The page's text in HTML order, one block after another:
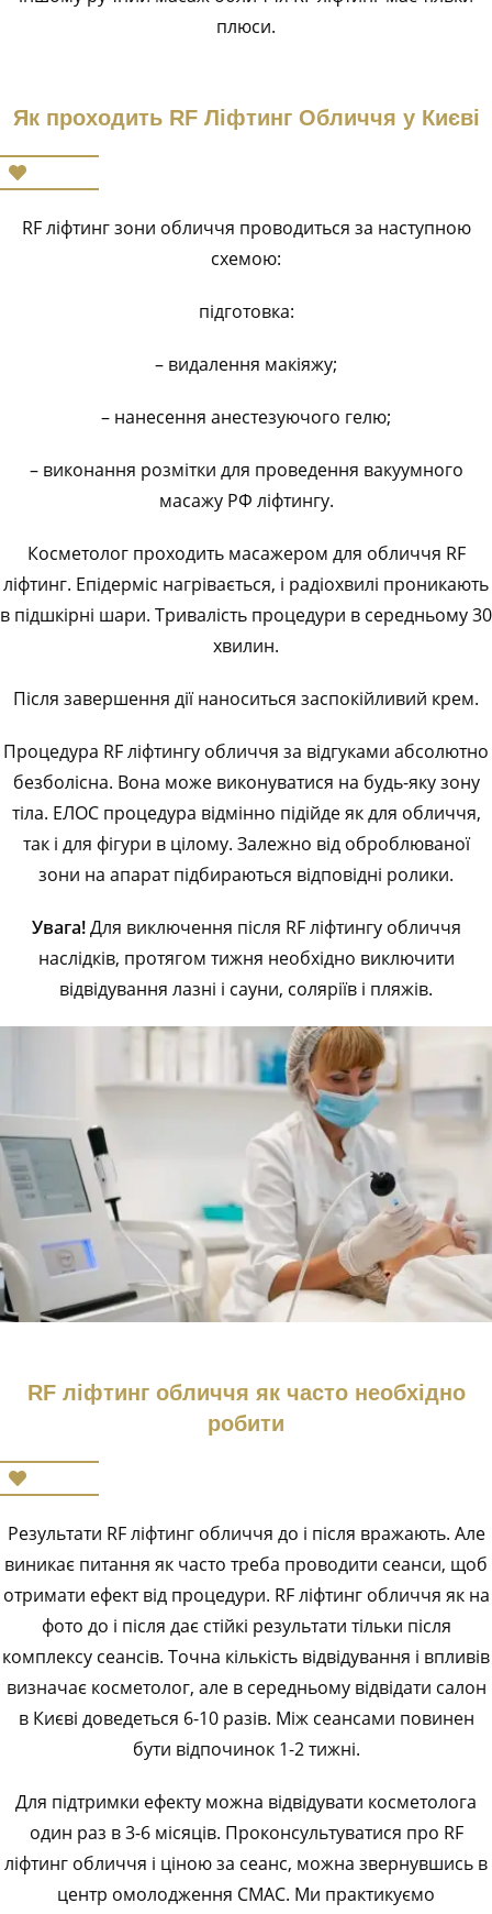
плюси.
Як проходить RF Ліфтинг Обличчя у Києві
RF ліфтинг зони обличчя проводиться за наступною
схемою:
підготовка:
– видалення макіяжу;
– нанесення анестезуючого гелю;
– виконання розмітки для проведення вакуумного
масажу РФ ліфтингу.
Косметолог проходить масажером для обличчя RF
ліфтинг. Епідерміс нагрівається, і радіохвилі проникають
в підшкірні шари. Тривалість процедури в середньому 30
хвилин.
Після завершення дії наноситься заспокійливий крем.
Процедура RF ліфтингу обличчя за відгуками абсолютно
безболісна. Вона може виконуватися на будь-яку зону
тіла. ЕЛОС процедура відмінно підійде як для обличчя,
так і для фігури в цілому. Залежно від оброблюваної
зони на апарат підбираються відповідні ролики.
Увага!Для виключення після RF ліфтингу обличчя
наслідків, протягом тижня необхідно виключити
відвідування лазні і сауни, соляріїв і пляжів.
RF ліфтинг обличчя як часто необхідно
робити
Результати RF ліфтинг обличчя до і після вражають. Але
виникає питання як часто треба проводити сеанси, щоб
отримати ефект від процедури. RF ліфтинг обличчя як на
фото до і після дає стійкі результати тільки після
комплексу сеансів. Точна кількість відвідування і впливів
визначає косметолог, але в середньому відвідати салон
в Києві доведеться 6-10 разів. Між сеансами повинен
бути відпочинок 1-2 тижні.
Для підтримки ефекту можна відвідувати косметолога
один раз в 3-6 місяців. Проконсультуватися про RF
ліфтинг обличчя і ціною за сеанс, можна звернувшись в
центр омолодження СМАС. Ми практикуємо